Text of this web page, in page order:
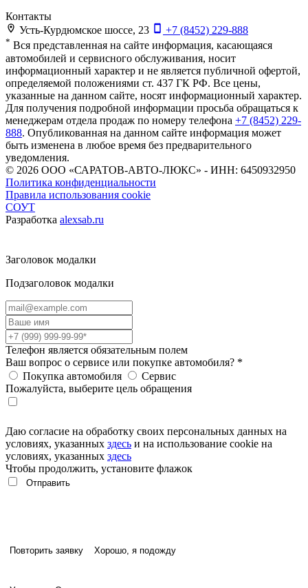
Контакты
Усть-Курдюмское шоссе, 23
+7 (8452) 229-888
* Вся представленная на сайте информация, касающаяся
автомобилей и сервисного обслуживания, носит
информационный характер и не является публичной офертой,
определяемой положениями ст. 437 ГК РФ. Все цены,
указанные на данном сайте, носят информационный характер.
Для получения подробной информации просьба обращаться к
менеджерам отдела продаж по номеру телефона +7 (8452) 229-
888. Опубликованная на данном сайте информация может
быть изменена в любое время без предварительного
уведомления.
© 2026 ООО «САРАТОВ-АВТО-ЛЮКС» - ИНН: 6450932950
Политика конфиденциальности
Правила использования cookie
СОУТ
Разработка alexsab.ru
Заголовок модалки
Подзаголовок модалки
Телефон является обязательным полем
Ваш вопрос о сервисе или покупке автомобиля? *
Покупка автомобиля
Сервис
Пожалуйста, выберите цель обращения
Даю согласие на обработку своих персональных данных на
условиях, указанных здесь и на использование cookie на
условиях, указанных здесь
Чтобы продолжить, установите флажок
Повторить заявку Хорошо, я подожду